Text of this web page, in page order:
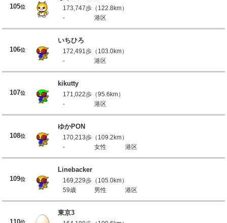
105位
173,747歩（122.8km）
-
港区
106位
いちひろ
172,491歩（103.0km）
-
港区
107位
kikutty
171,022歩（95.6km）
-
港区
108位
ゆかPON
170,213歩（109.2km）
-
女性 港区
109位
Linebacker
169,229歩（105.0km）
59歳
男性 港区
東京3